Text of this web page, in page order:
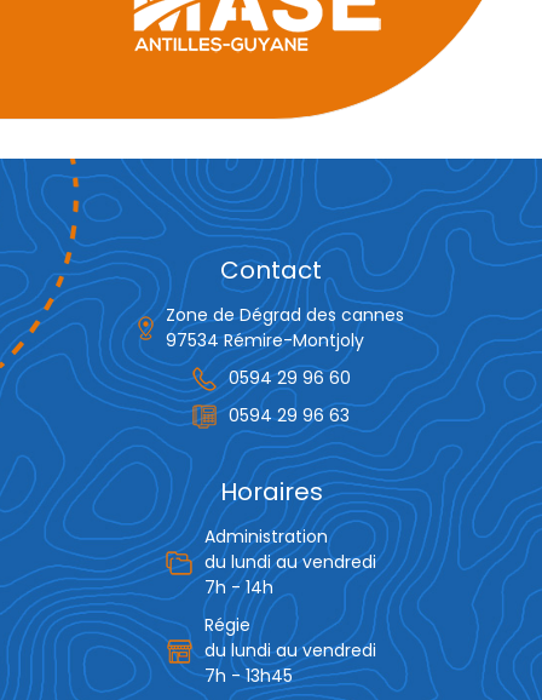
Contact
Zone de Dégrad des cannes
97534 Rémire-Montjoly
0594 29 96 60
0594 29 96 63
Horaires
Administration
du lundi au vendredi
7h - 14h
Régie
du lundi au vendredi
7h - 13h45